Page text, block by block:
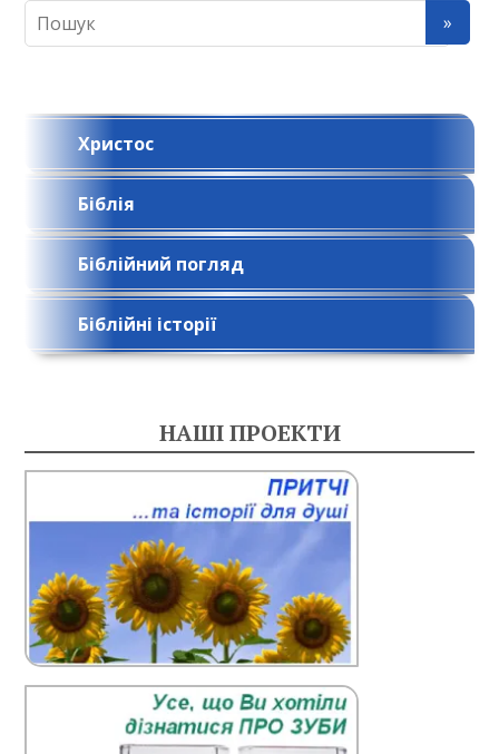
Христос
Біблія
Біблійний погляд
Біблійні історії
НАШІ ПРОЕКТИ